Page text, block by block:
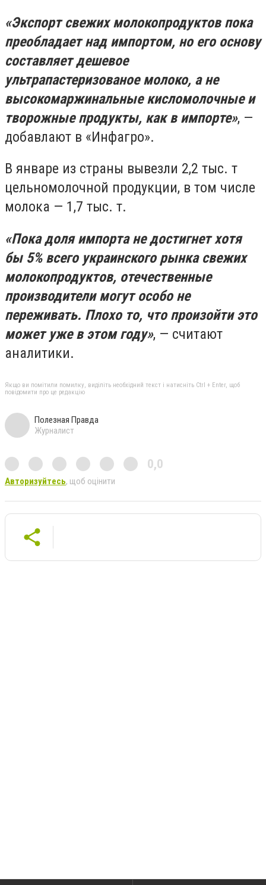
«Экспорт свежих молокопродуктов пока
преобладает над импортом, но его основу
составляет дешевое
ультрапастеризованое молоко, а не
высокомаржинальные кисломолочные и
творожные продукты, как в импорте», —
добавлают в «Инфагро».
В январе из страны вывезли 2,2 тыс. т
цельномолочной продукции, в том числе
молока — 1,7 тыс. т.
«Пока доля импорта не достигнет хотя
бы 5% всего украинского рынка свежих
молокопродуктов, отечественные
производители могут особо не
переживать. Плохо то, что произойти это
может уже в этом году», — считают
аналитики.
Якщо ви помітили помилку, виділіть необхідний текст і натисніть Ctrl + Enter, щоб
повідомити про це редакцію
Полезная Правда
Журналист
0,0
Авторизуйтесь, щоб оцінити